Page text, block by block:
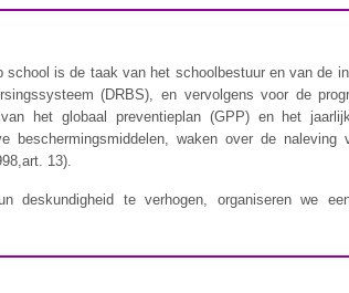
school is de taak van het schoolbestuur en van de
(DRBS), en vervolgens voor de
het globaal preventieplan (GPP) en het
beschermingsmiddelen, waken over de
13).
deskundigheid te verhogen, organiseren we